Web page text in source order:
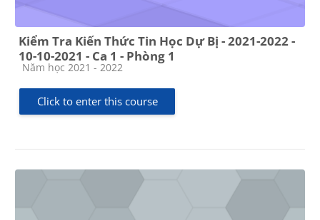
Kiểm Tra Kiến Thức Tin Học Dự Bị - 2021-2022 -
10-10-2021 - Ca 1 - Phòng 1
Course category
Năm học 2021 - 2022
Click to enter this course